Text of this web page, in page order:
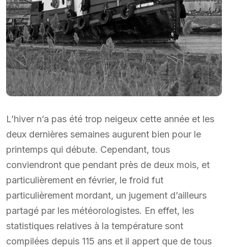
L’hiver n’a pas été trop neigeux cette année et les
deux dernières semaines augurent bien pour le
printemps qui débute. Cependant, tous
conviendront que pendant près de deux mois, et
particulièrement en février, le froid fut
particulièrement mordant, un jugement d’ailleurs
partagé par les météorologistes. En effet, les
statistiques relatives à la température sont
compilées depuis 115 ans et il appert que de tous